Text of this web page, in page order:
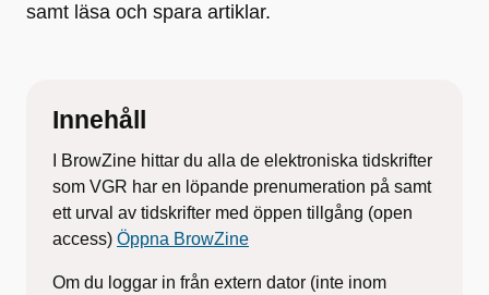
samt läsa och spara artiklar.
Innehåll
I BrowZine hittar du alla de elektroniska tidskrifter
som VGR har en löpande prenumeration på samt
ett urval av tidskrifter med öppen tillgång (open
access) Öppna BrowZine
Om du loggar in från extern dator (inte inom